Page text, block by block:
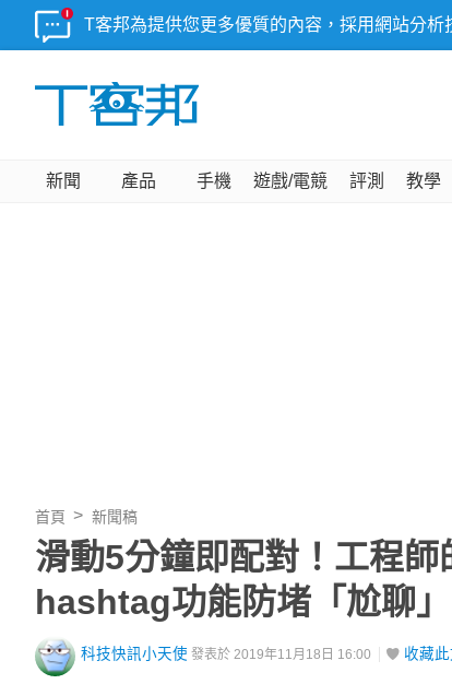
T客邦為提供您更多優質的內容，採用網站分
新聞 產品 手機 遊戲/電競 評測 教學
首頁 新聞稿
滑動5分鐘即配對！工程
hashtag功能防堵「尬聊
科技快訊小天使 發表於 2019年11月18日 16:00 收藏此